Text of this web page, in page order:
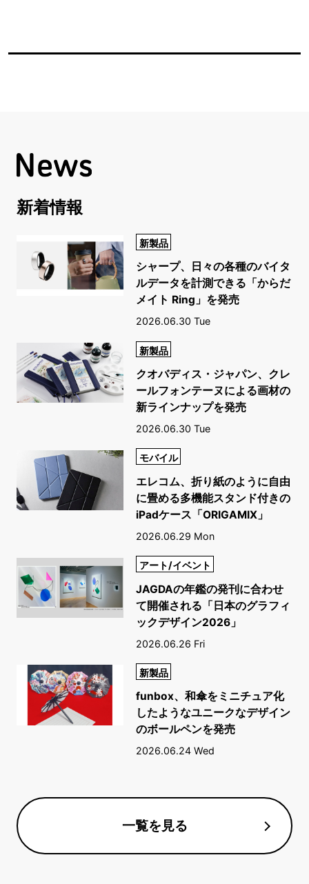
新着情報
新製品
シャープ、日々の各種のバイタ
ルデータを計測できる「からだ
メイト Ring」を発売
2026.06.30 Tue
新製品
クオバディス・ジャパン、クレ
ールフォンテーヌによる画材の
新ラインナップを発売
2026.06.30 Tue
モバイル
エレコム、折り紙のように自由
に畳める多機能スタンド付きの
iPadケース「ORIGAMIX」
2026.06.29 Mon
アート/イベント
JAGDAの年鑑の発刊に合わせ
て開催される「日本のグラフィ
ックデザイン2026」
2026.06.26 Fri
新製品
funbox、和傘をミニチュア化
したようなユニークなデザイン
のボールペンを発売
2026.06.24 Wed
一覧を見る